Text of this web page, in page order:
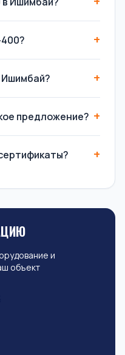
предложение?
и
объект